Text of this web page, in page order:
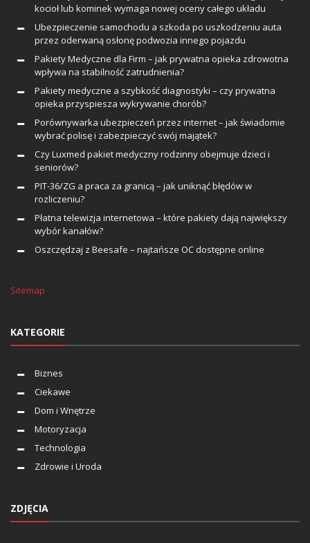
kocioł lub kominek wymaga nowej oceny całego układu
Ubezpieczenie samochodu a szkoda po uszkodzeniu auta
przez oderwaną osłonę podwozia innego pojazdu
Pakiety Medyczne dla Firm – jak prywatna opieka zdrowotna
wpływa na stabilność zatrudnienia?
Pakiety medyczne a szybkość diagnostyki – czy prywatna
opieka przyspiesza wykrywanie chorób?
Porównywarka ubezpieczeń przez internet – jak świadomie
wybrać polisę i zabezpieczyć swój majątek?
Czy Luxmed pakiet medyczny rodzinny obejmuje dzieci i
seniorów?
PIT-36/ZG a praca za granicą – jak uniknąć błędów w
rozliczeniu?
Płatna telewizja internetowa – które pakiety dają największy
wybór kanałów?
Oszczędzaj z Beesafe – najtańsze OC dostępne online
Sitemap
KATEGORIE
Biznes
Ciekawe
Dom i Wnętrze
Motoryzacja
Technologia
Zdrowie i Uroda
ZDJĘCIA